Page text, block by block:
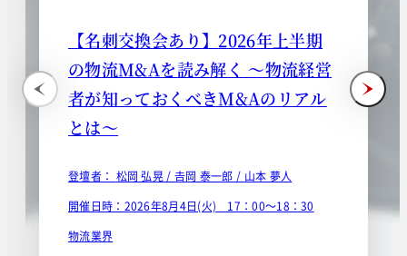
【名刺交換会あり】2026年上半期
の物流M&Aを読み解く ～物流経営
者が知っておくべきM&Aのリアル
とは～
登壇者： 松岡 弘晃 / 𠮷岡 泰一郎 / 山本 夢人
開催日時：2026年8月4日(火) 17：00～18：30
物流業界